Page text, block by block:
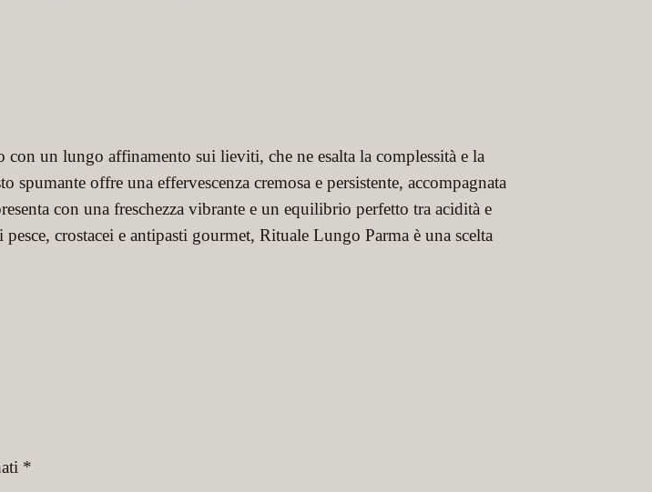
un lungo affinamento sui lieviti, che ne esalta la complessità e la
offre una effervescenza cremosa e persistente, accompagnata
con una freschezza vibrante e un equilibrio perfetto tra acidità e
crostacei e antipasti gourmet, Rituale Lungo Parma è una scelta
*